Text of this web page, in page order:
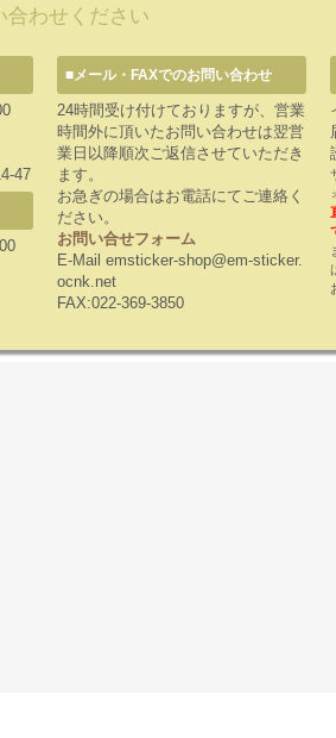
合わせください
47
■メール・FAXでのお問い合わせ
24時間受け付けておりますが、営業
時間外に頂いたお問い合わせは翌営
業日以降順次ご返信させていただき
ます。
お急ぎの場合はお電話にてご連絡く
ださい。
お問い合せフォーム
E-Mail emsticker-shop@em-sticker.
ocnk.net
FAX:022-369-3850